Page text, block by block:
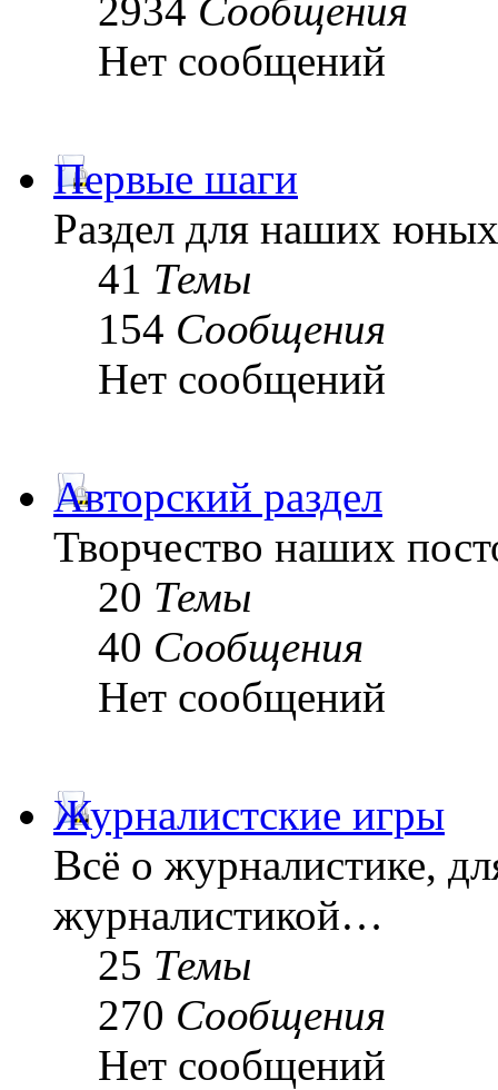
2934 Сообщения
Нет сообщений
Первые шаги
Раздел для наших
41 Темы
154 Сообщения
Нет сообщений
Авторский раздел
Творчество наших
20 Темы
40 Сообщения
Нет сообщений
Журналистские игры
Всё о журналистике,
журналистикой…
25 Темы
270 Сообщения
Нет сообщений